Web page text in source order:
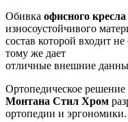
Обивка офисного
износоустойчивого
состав которой входит
тому же дает
отличные внешние
Ортопедическое
Монтана Стил Хром
ортопедии и эргономики.